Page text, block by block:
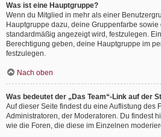
Was ist eine Hauptgruppe?
Wenn du Mitglied in mehr als einer
Hauptgruppe dazu, deine Gruppenfarbe
standardmäßig angezeigt wird, festzulegen.
Berechtigung geben, deine Hauptgruppe im
festzulegen.
Nach oben
Was bedeutet der „Das Team“-Link auf der
Auf dieser Seite findest du eine Auflistung des
Administratoren, der Moderatoren. Du findest
wie die Foren, die diese im Einzelnen